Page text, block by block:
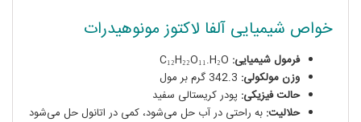
خواص شیمیایی آلفا لاکتوز مونوهیدرات
فرمول شیمیایی:
وزن مولکولی:
حالت فیزیکی: پودر کریستالی سفید
حلالیت: به راحتی در آب حل می‌شود، کمی در اتانول حل می‌شود